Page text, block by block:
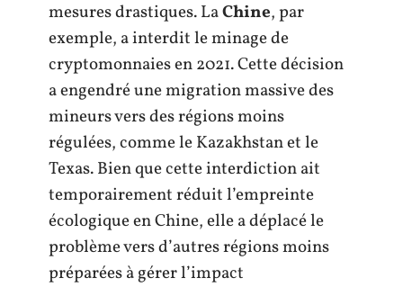
mesures drastiques. LaChine, par
exemple, a interdit le minage de
cryptomonnaies en 2021. Cette décision
a engendré une migration massive des
mineurs vers des régions moins
régulées, comme le Kazakhstan et le
Texas. Bien que cette interdiction ait
temporairement réduit l’empreinte
écologique en Chine, elle a déplacé le
problème vers d’autres régions moins
préparées à gérer l’impact